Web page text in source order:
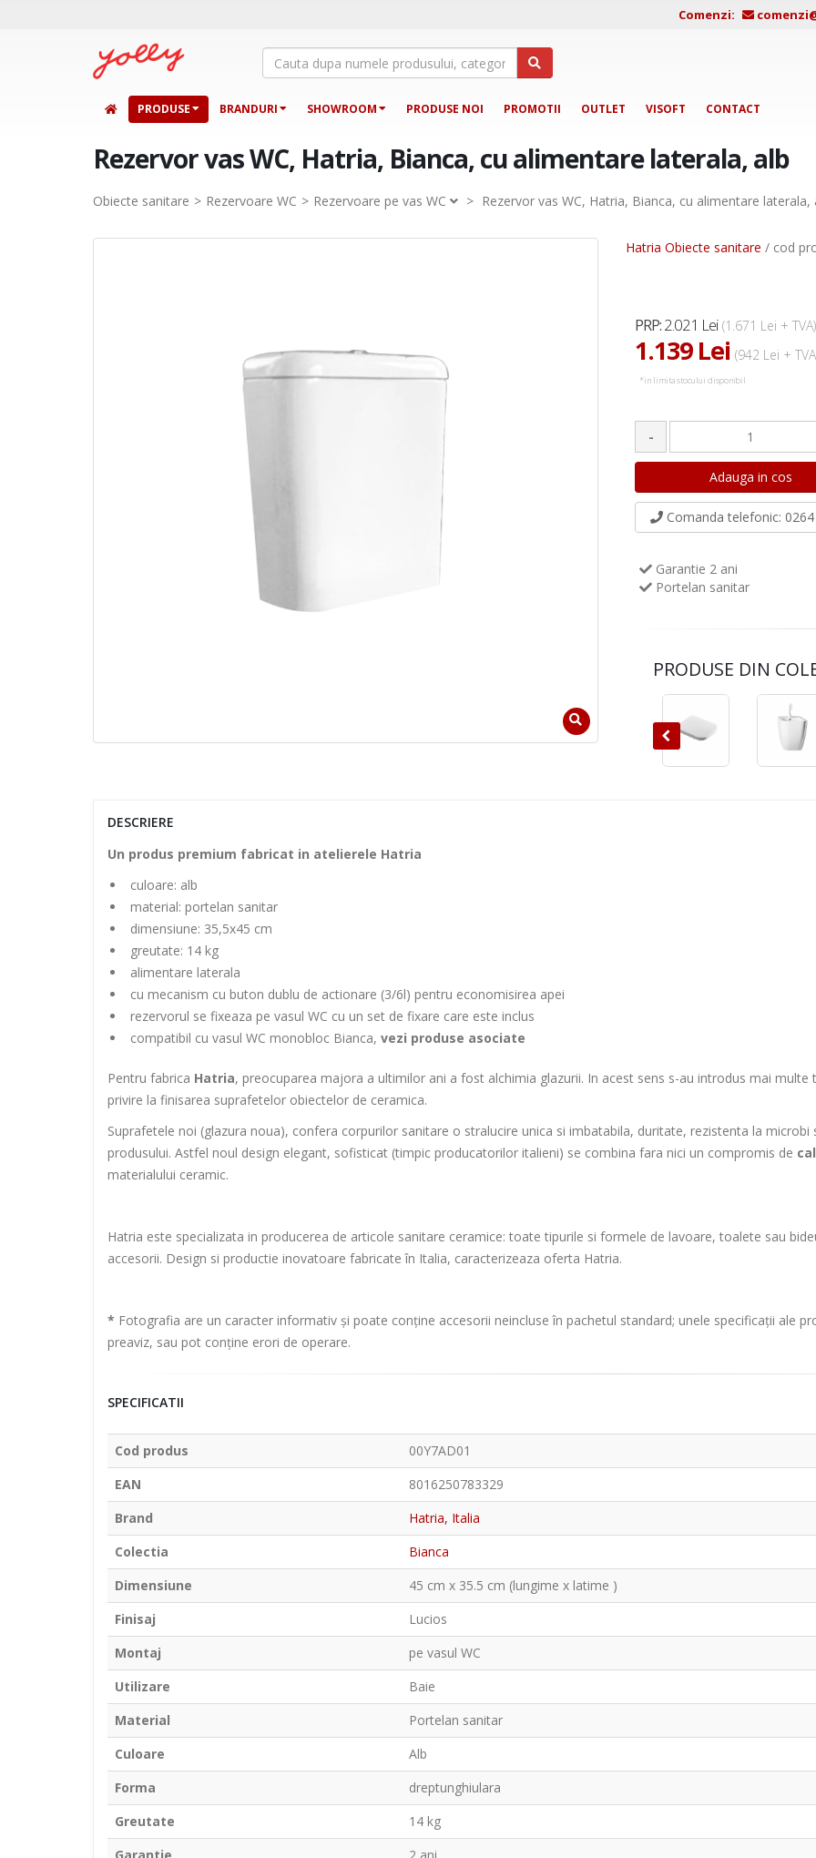
Comenzi:
PRODUSE BRANDURI SHOWROOM PRODUSE NOI PROMOTII OUTLET VISOFT CONTACT
Rezervor vas WC, Hatria, Bianca, cu alimentare laterala, alb
Obiecte sanitare Rezervoare WC Rezervoare pe vas WC > Rezervor vas WC, Hatria, Bianca, cu alimentare laterala,
Hatria Obiecte sanitare / cod
PRP:2.021 Lei (1.671 Lei + TVA)
1.139 Lei (942 Lei +
*in limita stocului disponibil
-
Comanda telefonic:
Garantie 2 ani
Portelan sanitar
PRODUSE DIN
DESCRIERE
Un produs premium fabricat in atelierele Hatria
culoare: alb
material: portelan sanitar
dimensiune: 35,5x45 cm
greutate: 14 kg
alimentare laterala
cu mecanism cu buton dublu de actionare (3/6l) pentru economisirea apei
rezervorul se fixeaza pe vasul WC cu un set de fixare care este inclus
compatibil cu vasul WC monobloc Bianca, vezi produse asociate
Pentru fabrica Hatria, preocuparea majora a ultimilor ani a fost alchimia glazurii. In acest sens s-au introdus mai
privire la finisarea suprafetelor obiectelor de ceramica.
Suprafetele noi (glazura noua), confera corpurilor sanitare o stralucire unica si imbatabila, duritate, rezistenta la
produsului. Astfel noul design elegant, sofisticat (timpic producatorilor italieni) se combina fara nici un compromis de
materialului ceramic.
Hatria este specializata in producerea de articole sanitare ceramice: toate tipurile si formele de lavoare, toalete sau
accesorii. Design si productie inovatoare fabricate în Italia, caracterizeaza oferta Hatria.
* Fotografia are un caracter informativ și poate conține accesorii neincluse în pachetul standard; unele specificații ale
preaviz, sau pot conține erori de operare.
SPECIFICATII
Cod produs
00Y7AD01
EAN
8016250783329
Brand
Hatria, Italia
Colectia
Bianca
Dimensiune
45 cm x 35.5 cm (lungime x latime )
Finisaj
Lucios
Montaj
pe vasul WC
Utilizare
Baie
Material
Portelan sanitar
Culoare
Alb
Forma
dreptunghiulara
Greutate
14 kg